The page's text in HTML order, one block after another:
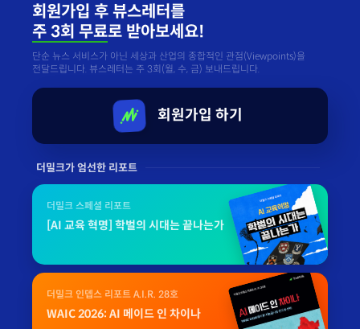
회원가입 후 뷰스레터를
주 3회 무료로 받아보세요!
단순 뉴스 서비스가 아닌 세상과 산업의 종합적인 관점(Viewpoints)을
전달드립니다. 뷰스레터는 주 3회(월, 수, 금) 보내드립니다.
회원가입 하기
더밀크가 엄선한 리포트
더밀크 스페셜 리포트
[AI 교육 혁명] 학벌의 시대는 끝나는가
더밀크 인뎁스 리포트 A.I.R. 28호
WAIC 2026: AI 메이드 인 차이나